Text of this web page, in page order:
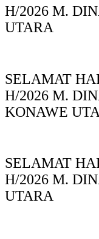
H/2026 M.
UTARA
SELAMAT
H/2026 M.
KONAWE
SELAMAT
H/2026 M.
UTARA